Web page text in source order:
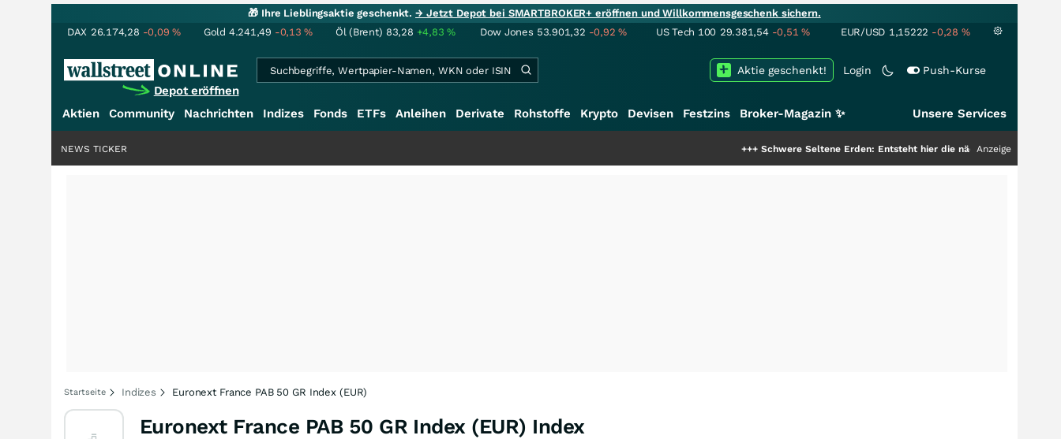
🎁 Ihre Lieblingsaktie geschenkt.→ Jetzt Depot bei SMARTBROKER+ eröffnen und Willkommensgeschenk sichern.
DAX 26.174,28 -0,09% Gold 4.241,49 -0,13% Öl (Brent) 83,28 +4,83% Dow Jones 53.901,32 -0,92% US Tech 100 29.381,54 -0,51% EUR/USD 1,15222 -0,28 %
Depot eröffnen
Login Push-Kurse
Aktie geschenkt!
Aktien Community Nachrichten Indizes Fonds ETFs Anleihen Derivate Rohstoffe Krypto Devisen Festzins Broker-Magazin ✨ Unsere Services
Schwere Seltene Erden: Entsteht hier die nächste Milliardenstory?
Anzeige
NEWS TICKER
Startseite Indizes Euronext France PAB 50 GR Index (EUR)
Euronext France PAB 50 GR Index (EUR) Index